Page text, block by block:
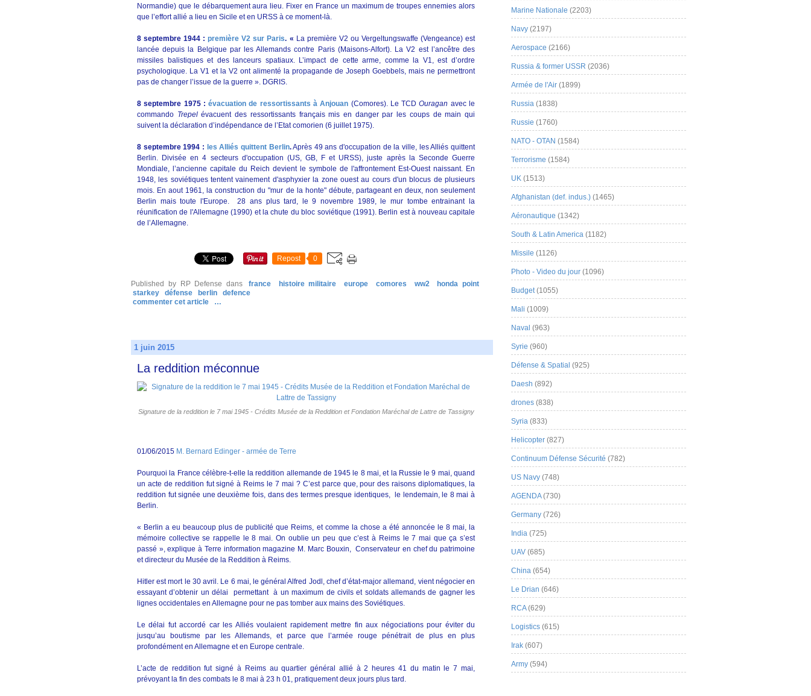
Normandie) que le débarquement aura lieu. Fixer en France un maximum de troupes ennemies alors
que l’effort allié a lieu en Sicile et en URSS à ce moment-là.
8 septembre 1944 :première V2 sur Paris. « La première V2 ou Vergeltungswaffe (Vengeance) est
lancée depuis la Belgique par les Allemands contre Paris (Maisons-Alfort). La V2 est l’ancêtre des
missiles balistiques et des lanceurs spatiaux. L’impact de cette arme, comme la V1, est d’ordre
psychologique. La V1 et la V2 ont alimenté la propagande de Joseph Goebbels, mais ne permettront
pas de changer l’issue de la guerre ». DGRIS.
8 septembre 1975 :évacuation de ressortissants à Anjouan (Comores). Le TCDOuragan avec le
commando Trepelévacuent des ressortissants français mis en danger par les coups de main qui
suivent la déclaration d’indépendance de l’Etat comorien (6 juillet 1975).
8 septembre 1994 : les Alliés quittent Berlin.Après 49 ans d'occupation de la ville, les Alliés quittent
Berlin. Divisée en 4 secteurs d'occupation (US, GB, F et URSS), juste après la Seconde Guerre
Mondiale, l’ancienne capitale du Reich devient le symbole de l'affrontement Est-Ouest naissant. En
1948, les soviétiques tentent vainement d'asphyxier la zone ouest au cours d'un blocus de plusieurs
mois. En aout 1961, la construction du "mur de la honte" débute, partageant en deux, non seulement
Berlin mais toute l'Europe. 28 ans plus tard, le 9 novembre 1989, le mur tombe entrainant la
réunification de l'Allemagne (1990) et la chute du bloc soviétique (1991). Berlin est à nouveau capitale
de l’Allemagne.
Repost 0
Published by RP Defense dans france histoire militaire europe comores ww2
honda point
starkey
défense berlin
defence
commenter cet article
…
1 juin 2015
La reddition méconnue
Signature de la reddition le 7 mai 1945 - Crédits Musée de la Reddition et Fondation Maréchal de Lattre de Tassigny
01/06/2015 M. Bernard Edinger - armée de Terre
Pourquoi la France célèbre-t-elle la reddition allemande de 1945 le 8 mai, et la Russie le 9 mai, quand
un acte de reddition fut signé à Reims le 7 mai ? C’est parce que, pour des raisons diplomatiques, la
reddition fut signée une deuxième fois, dans des termes presque identiques, le lendemain, le 8 mai à
Berlin.
« Berlin a eu beaucoup plus de publicité que Reims, et comme la chose a été annoncée le 8 mai, la
mémoire collective se rappelle le 8 mai. On oublie un peu que c’est à Reims le 7 mai que ça s’est
passé », explique à Terre information magazine M. Marc Bouxin, Conservateur en chef du patrimoine
et directeur du Musée de la Reddition à Reims.
Hitler est mort le 30 avril. Le 6 mai, le général Alfred Jodl, chef d’état-major allemand, vient négocier en
essayant d’obtenir un délai permettant à un maximum de civils et soldats allemands de gagner les
lignes occidentales en Allemagne pour ne pas tomber aux mains des Soviétiques.
Le délai fut accordé car les Alliés voulaient rapidement mettre fin aux négociations pour éviter du
jusqu’au boutisme par les Allemands, et parce que l’armée rouge pénétrait de plus en plus
profondément en Allemagne et en Europe centrale.
L’acte de reddition fut signé à Reims au quartier général allié à 2 heures 41 du matin le 7 mai,
prévoyant la fin des combats le 8 mai à 23 h 01, pratiquement deux jours plus tard.
Marine Nationale (2203)
Navy (2197)
Aerospace (2166)
Russia & former USSR (2036)
Armée de l'Air (1899)
Russia (1838)
Russie (1760)
NATO - OTAN (1584)
Terrorisme (1584)
UK (1513)
Afghanistan (def. indus.) (1465)
Aéronautique (1342)
South & Latin America (1182)
Missile (1126)
Photo - Video du jour (1096)
Budget(1055)
Mali (1009)
Naval (963)
Syrie (960)
Défense & Spatial (925)
Daesh (892)
drones (838)
Syria (833)
Helicopter (827)
Continuum Défense Sécurité (782)
US Navy (748)
AGENDA(730)
Germany (726)
India (725)
UAV (685)
China (654)
Le Drian (646)
RCA(629)
Logistics (615)
Irak (607)
Army (594)